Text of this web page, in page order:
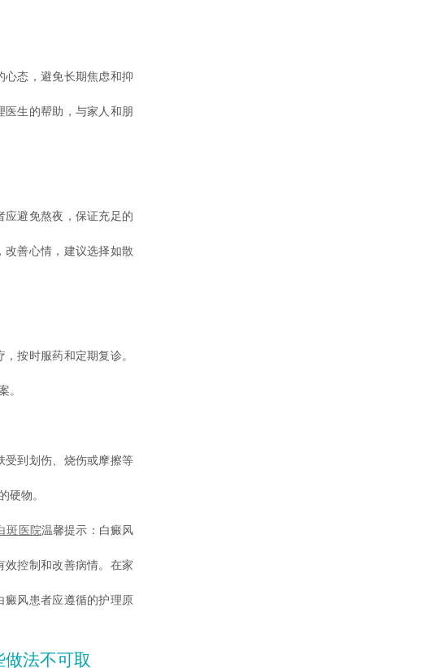
心态，避免长期焦虑和抑
生的帮助，与家人和朋
避免熬夜，保证充足的
改善心情，建议选择如散
按时服药和定期复诊。
。
受到划伤、烧伤或摩擦等
硬物。
斑医院温馨提示：白癜风
效控制和改善病情。在家
癜风患者应遵循的护理原
法不可取